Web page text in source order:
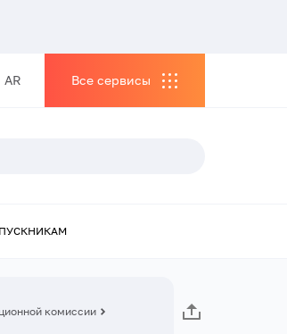
AR Все сервисы
комиссии